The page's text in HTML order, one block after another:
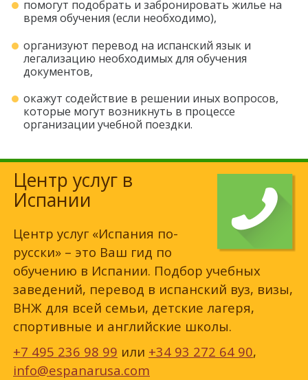
помогут подобрать и забронировать жилье на
время обучения (если необходимо),
организуют перевод на испанский язык и
легализацию необходимых для обучения
документов,
окажут содействие в решении иных вопросов,
которые могут возникнуть в процессе
организации учебной поездки.
Центр услуг в
Испании
Центр услуг «Испания по-
русски» – это Ваш гид по
обучению в Испании. Подбор учебных
заведений, перевод в испанский вуз, визы,
ВНЖ для всей семьи, детские лагеря,
спортивные и английские школы.
+7 495 236 98 99 или +34 93 272 64 90,
info@espanarusa.com